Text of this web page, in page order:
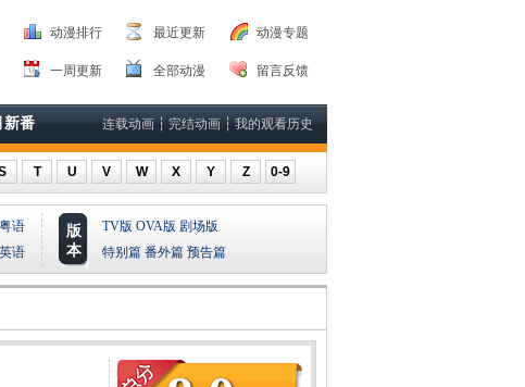
动漫排行 最近更新 动漫专题
一周更新 全部动漫 留言反馈
新番 连载动画 ┆ 完结动画 ┆ 我的观看历史
T U V W X Y Z 0-9
粤语
英语
版
本
TV版 OVA版 剧场版
特别篇 番外篇 预告篇